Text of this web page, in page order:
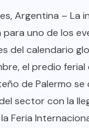
Argentina – La
para uno de los
del calendario
el predio ferial
de Palermo se
sector con la
Feria